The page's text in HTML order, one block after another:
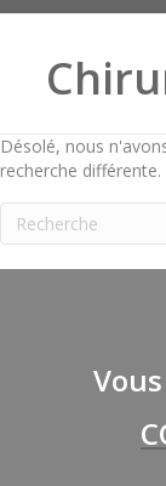
Désolé, nous
recherche différente.